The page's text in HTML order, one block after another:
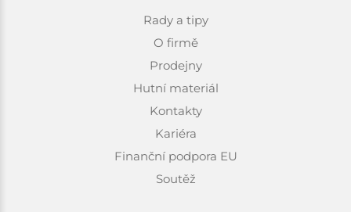
Rady a tipy
O firmě
Prodejny
Hutní materiál
Kontakty
Kariéra
Finanční podpora EU
Soutěž